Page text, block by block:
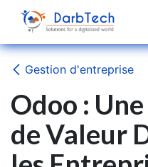
Se rendre au contenu
Gestion d'entreprise
Odoo :
de Valeur